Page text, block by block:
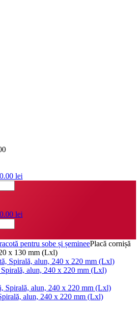
0.00 lei
0.00 lei
pentru sobe și șemineePlacă cornișă
x 130 mm (Lxl)
Spirală, alun, 240 x 220 mm (Lxl)
alun, 240 x 220 mm (Lxl)